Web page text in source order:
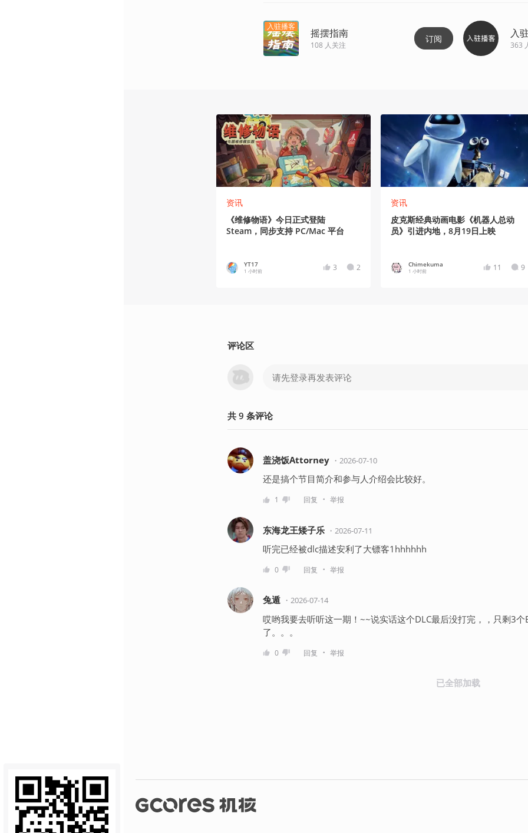
入驻播客
摇摆指南
108 人关注
订阅 入
363
资讯
《维修物语》今日正式登陆
Steam，同步支持 PC/Mac 平台
YT17
1 小时前 3 2
资讯
皮克斯经典动画电影《机器人总动
员》引进内地，8月19日上映
Chimekuma
1 小时前 11 9
评论区
共 9 条评论
盖浇饭Attorney ・ 2026-07-10
还是搞个节目简介和参与人介绍会比较好。
1 回复 ・ 举报
东海龙王矮子乐 ・ 2026-07-11
听完已经被dlc描述安利了大镖客1hhhhhh
0 回复 ・ 举报
兔遁 ・ 2026-07-14
哎哟我要去听听这一期！~~说实话这个DLC最后没打完，，只剩3
了。。。
0 回复 ・ 举报
已全部加载